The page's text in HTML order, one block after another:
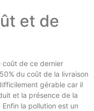
et de
coût de ce dernier
du coût de la livraison
gérable car il
et la présence de la
la pollution est un